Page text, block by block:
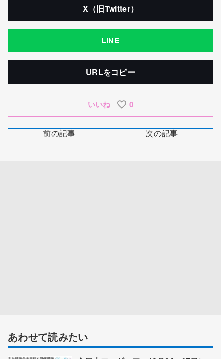
X（旧Twitter）
LINE
URLをコピー
いいね 0
前の記事 次の記事
あわせて読みたい